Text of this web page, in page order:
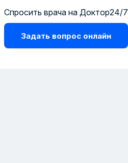
Спросить врача на Доктор24/7
Задать вопрос онлайн